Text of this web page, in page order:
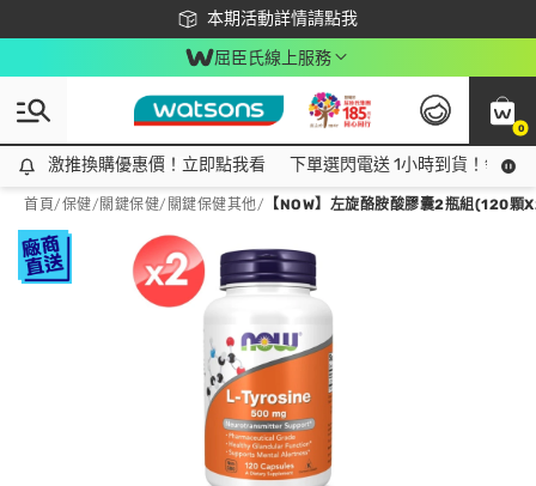
本期活動詳情請點我
下載app最高回饋$350
屈臣氏線上服務
0
激推換購優惠價！立即點我看
激推換購優惠價！立即點我看 下單選閃電送 1小時到貨！領神
首頁/保健/ 關鍵保健/ 關鍵保健其他/ 【NOW】左旋酪胺酸膠囊2瓶組(120顆